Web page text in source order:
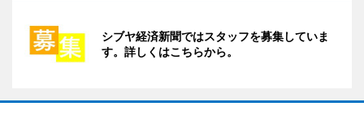
シブヤ経済新聞ではスタッフを募集していま
す。詳しくはこちらから。